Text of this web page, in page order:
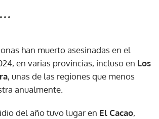
han muerto asesinadas en el
en varias provincias, incluso en Los
, unas de las regiones que menos
anualmente.
del año tuvo lugar en El Cacao,